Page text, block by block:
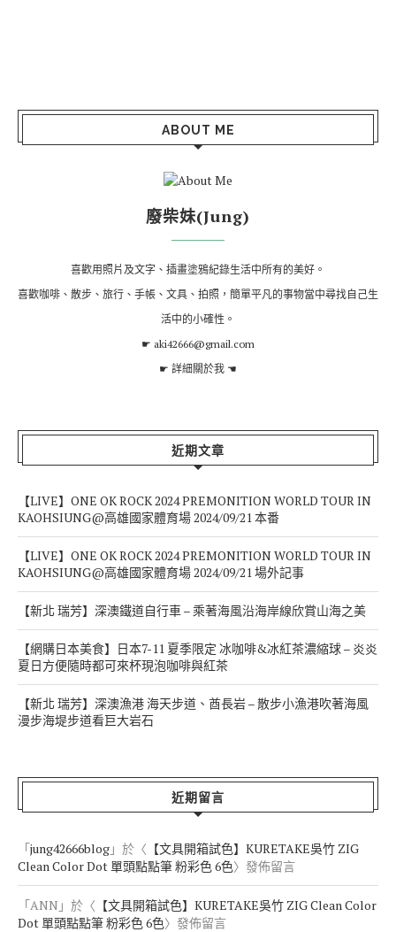
ABOUT ME
廢柴妹(Jung)
喜歡用照片及文字、插畫塗鴉紀錄生活中所有的美好。
喜歡咖啡、散步、旅行、手帳、文具、拍照，簡單平凡的事物當中尋找自己生
活中的小確性。
☛ aki42666@gmail.com
☛ 詳細關於我 ☚
近期文章
【LIVE】ONE OK ROCK 2024 PREMONITION WORLD TOUR IN
KAOHSIUNG@高雄國家體育場 2024/09/21 本番
【LIVE】ONE OK ROCK 2024 PREMONITION WORLD TOUR IN
KAOHSIUNG@高雄國家體育場 2024/09/21 場外記事
【新北 瑞芳】深澳鐵道自行車 – 乘著海風沿海岸線欣賞山海之美
【網購日本美食】日本7-11 夏季限定 冰咖啡&冰紅茶濃縮球 – 炎炎
夏日方便隨時都可來杯現泡咖啡與紅茶
【新北 瑞芳】深澳漁港 海天步道、酋長岩 – 散步小漁港吹著海風
漫步海堤步道看巨大岩石
近期留言
「jung42666blog 」於〈 【文具開箱試色】KURETAKE吳竹 ZIG
Clean Color Dot 單頭點點筆 粉彩色 6色〉發佈留言
「ANN 」於〈 【文具開箱試色】KURETAKE吳竹 ZIG Clean Color
Dot 單頭點點筆 粉彩色 6色〉發佈留言